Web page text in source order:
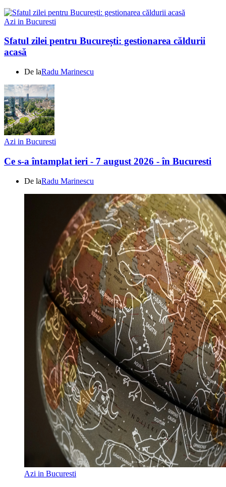
Azi in Bucuresti
Sfatul zilei pentru București: gestionarea căldurii
acasă
De laRadu Marinescu
Azi in Bucuresti
Ce s-a întamplat ieri - 7 august 2026 - în Bucuresti
De laRadu Marinescu
Azi in Bucuresti